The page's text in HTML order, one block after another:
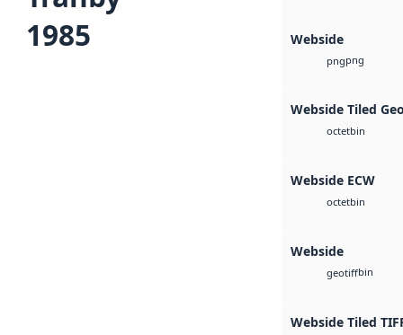
1985
Webside
pngpng
Webside Tiled
octetbin
Webside ECW
octetbin
Webside
geotiffbin
Webside Tiled